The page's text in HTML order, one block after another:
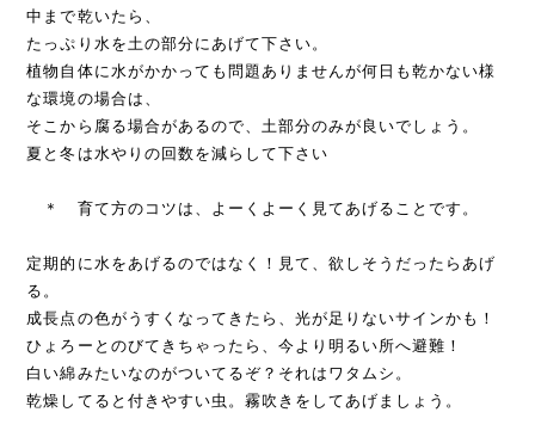
中まで乾いたら、
たっぷり水を土の部分にあげて下さい。
植物自体に水がかかっても問題ありませんが何日も乾かない様
な環境の場合は、
そこから腐る場合があるので、土部分のみが良いでしょう。
夏と冬は水やりの回数を減らして下さい
＊ 育て方のコツは、よーくよーく見てあげることです。
定期的に水をあげるのではなく！見て、欲しそうだったらあげ
る。
成長点の色がうすくなってきたら、光が足りないサインかも！
ひょろーとのびてきちゃったら、今より明るい所へ避難！
白い綿みたいなのがついてるぞ？それはワタムシ。
乾燥してると付きやすい虫。霧吹きをしてあげましょう。